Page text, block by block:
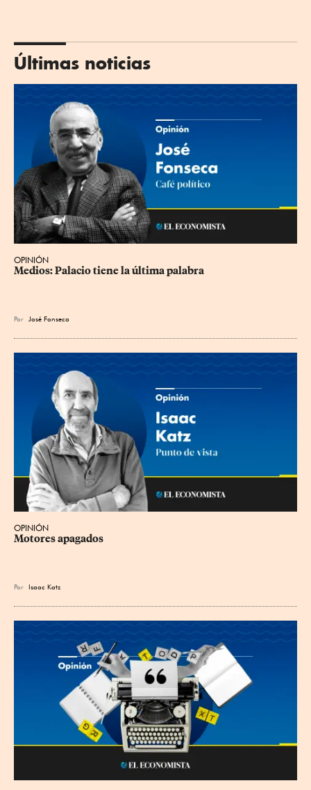
Últimas noticias
OPINIÓN
Medios: Palacio tiene la última palabra
Por José Fonseca
OPINIÓN
Motores apagados
Por Isaac Katz